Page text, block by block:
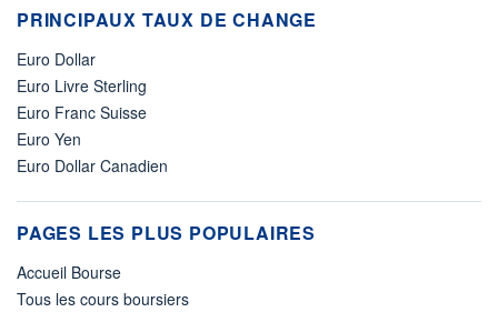
PRINCIPAUX TAUX DE CHANGE
Euro Dollar
Euro Livre Sterling
Euro Franc Suisse
Euro Yen
Euro Dollar Canadien
PAGES LES PLUS POPULAIRES
Accueil Bourse
Tous les cours boursiers